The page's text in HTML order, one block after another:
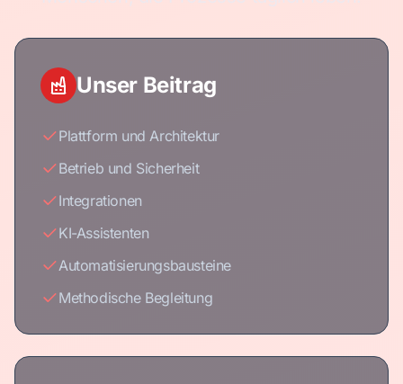
Unser Beitrag
Plattform und Architektur
Betrieb und Sicherheit
Integrationen
KI-Assistenten
Automatisierungsbausteine
Methodische Begleitung